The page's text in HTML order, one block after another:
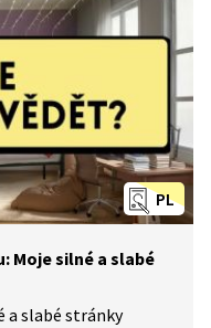
PL
Moje silné a slabé
a slabé stránky